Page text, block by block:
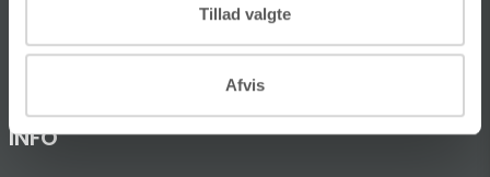
Tillad valgte
Afvis
INFO